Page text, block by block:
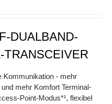
DUALBAND-
TRANSCEIVER
Kommunikation - mehr
mehr Komfort Terminal-
Point-Modus*¹, flexibel